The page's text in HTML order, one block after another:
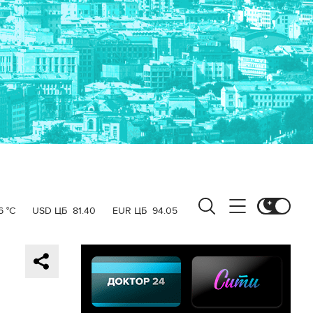
°C USD ЦБ 81.40 EUR ЦБ 94.05